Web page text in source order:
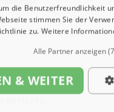
16.990 EUR
die Benutzerfreundlichkeit
stimmen Sie der
zu. Weitere
Alle Partner anzeigen
& WEITER